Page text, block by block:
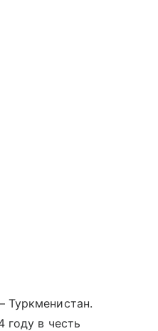
Туркменистан.
году в честь